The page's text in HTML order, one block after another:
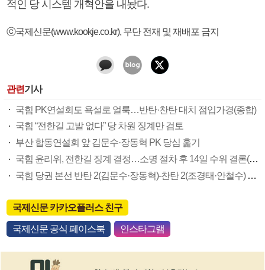
적인 당 시스템 개혁안을 내놨다.
ⓒ국제신문(www.kookje.co.kr), 무단 전재 및 재배포 금지
관련기사
국힘 PK연설회도 욕설로 얼룩…반탄·찬탄 대치 점입가경(종합)
국힘 “전한길 고발 없다” 당 차원 징계만 검토
부산 합동연설회 앞 김문수·장동혁 PK 당심 훑기
국힘 윤리위, 전한길 징계 결정…소명 절차 후 14일 수위 결론(종합)
국힘 당권 본선 반탄 2(김문수·장동혁)-찬탄 2(조경태·안철수) 압축…당심 80% 어디로(종합)
국제신문 카카오플러스 친구
국제신문 공식 페이스북 인스타그램